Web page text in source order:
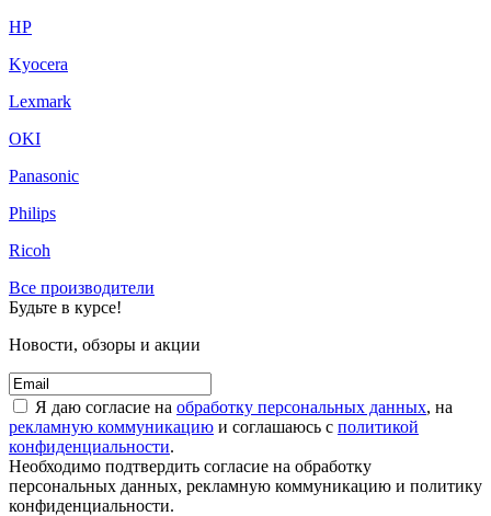
HP
Kyocera
Lexmark
OKI
Panasonic
Philips
Ricoh
Все производители
Будьте в курсе!
Новости, обзоры и акции
Я даю согласие на обработку персональных данных, на
рекламную коммуникацию и соглашаюсь с политикой
конфиденциальности.
Необходимо подтвердить согласие на обработку
персональных данных, рекламную коммуникацию и политику
конфиденциальности.